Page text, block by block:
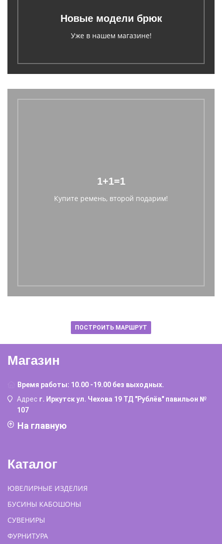
Новые модели брюк
Уже в нашем магазине!
1+1=1
Купите ремень, второй подарим!
ПОСТРОИТЬ МАРШРУТ
Магазин
Время работы: 10.00 -19.00 без выходных.
Адрес г. Иркутск ул. Чехова 19 ТД "Рублёв" павильон №
107
На главную
Каталог
ЮВЕЛИРНЫЕ ИЗДЕЛИЯ
БУСИНЫ КАБОШОНЫ
СУВЕНИРЫ
ФУРНИТУРА